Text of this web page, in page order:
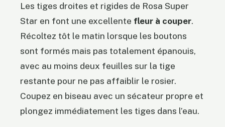
Les tiges droites et rigides de Rosa Super
Star en font une excellente fleur à couper.
Récoltez tôt le matin lorsque les boutons
sont formés mais pas totalement épanouis,
avec au moins deux feuilles sur la tige
restante pour ne pas affaiblir le rosier.
Coupez en biseau avec un sécateur propre et
plongez immédiatement les tiges dans l’eau.